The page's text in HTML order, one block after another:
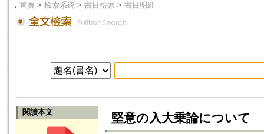
． 首頁 > 檢索系統 > 書目檢索 > 書目明細
閱讀本文 堅意の入大乗論について